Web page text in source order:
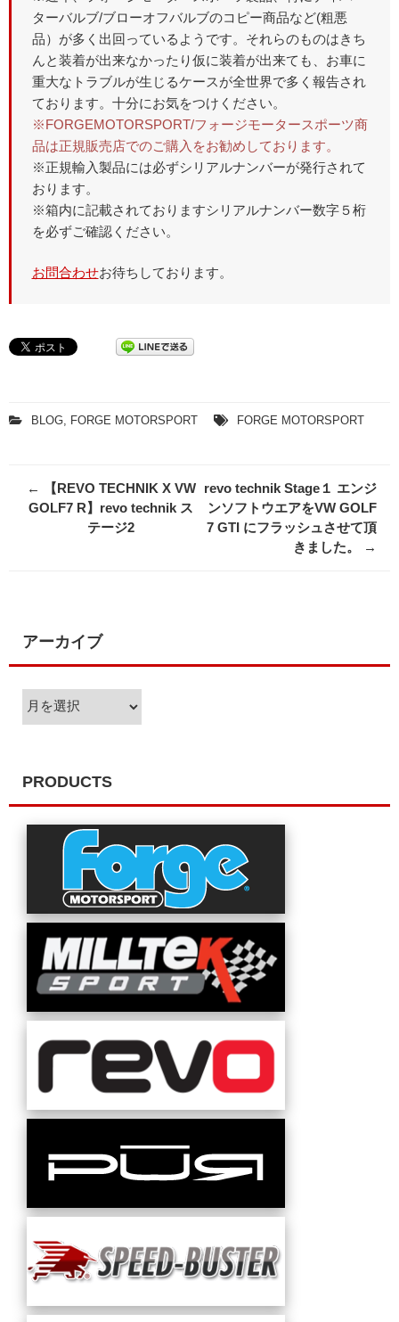
ターバルブ/ブローオフバルブのコピー商品など(粗悪
品）が多く出回っているようです。それらのものはきち
んと装着が出来なかったり仮に装着が出来ても、お車に
重大なトラブルが生じるケースが全世界で多く報告され
ております。十分にお気をつけください。
※FORGEMOTORSPORT/フォージモータースポーツ商
品は正規販売店でのご購入をお勧めしております。
※正規輸入製品には必ずシリアルナンバーが発行されて
おります。
※箱内に記載されておりますシリアルナンバー数字５桁
を必ずご確認ください。
お問合わせお待ちしております。
BLOG FORGE MOTORSPORT FORGE MOTORSPORT
Post
navigation
←
【REVO TECHNIK X VW
GOLF7 R】revo technik ス
テージ2
revo technik Stage１ エンジ
ンソフトウエアをVW GOLF
7 GTI にフラッシュさせて頂
きました。
→
アーカイブ
PRODUCTS